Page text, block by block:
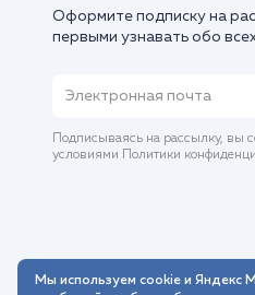
Оформите подписку на
первыми узнавать обо
Подписываясь на рассылку, вы
условиями Политики
Мы используем cookie и Яндекс